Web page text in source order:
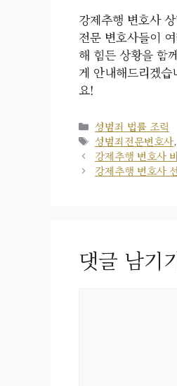
강제추행 변호사
전문 변호사들이
해 힘든 상황을 함
게 안내해드리겠
요!
카
테
고
리
성범죄 법률 조력
태
그
성범죄전문변호사
강제추행 변호사
강제추행 변호사
댓글 남기